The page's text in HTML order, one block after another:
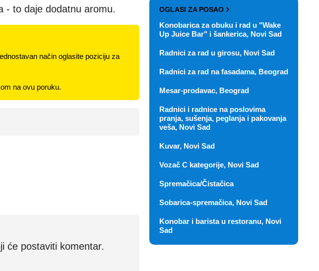
- to daje dodatnu aromu.
način oglasite poziciju za
na ovu poruku.
će postaviti komentar.
OGLASI ZA POSAO
Konobarica za obuku i rad u "Wake
Up Juice Bar" i šankerica, Novi Sad
Radnici za rad u girosu, Novi Sad
Radnici za rad na fasadama, Beograd
Mesar-prodavac, Beograd
Radnici i radnice na poslovima
pranja, sušenja, peglanja i pakovanja
veša, Novi Sad
Kuvar, Novi Sad
Vozač C kategorije, Novi Sad
Spremačica/Čistačica
Sobarica-spremačica, Novi Sad
Konobar i barista u restoranu, Novi
Sad